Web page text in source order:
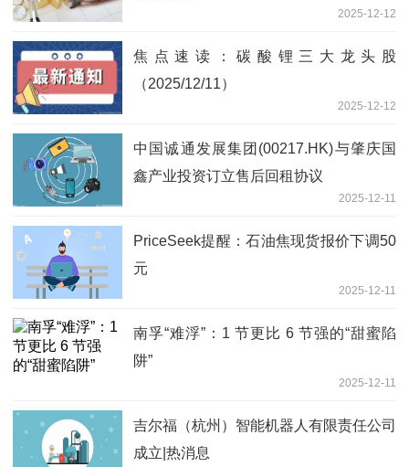
2025-12-12
焦点速读：碳酸锂三大龙头股
（2025/12/11）
2025-12-12
中国诚通发展集团(00217.HK)与肇庆国
鑫产业投资订立售后回租协议
2025-12-11
PriceSeek提醒：石油焦现货报价下调50
元
2025-12-11
南孚“难浮”：1 节更比 6 节强的“甜蜜陷
阱”
2025-12-11
吉尔福（杭州）智能机器人有限责任公司
成立|热消息